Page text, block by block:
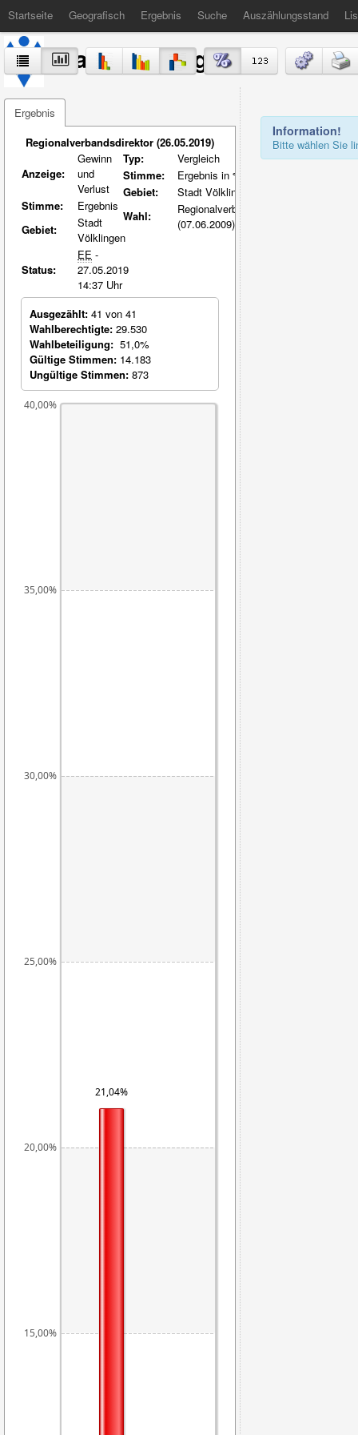
Startseite Geografisch Ergebnis Suche Auszählungsstand
Stadt Völklingen
Ergebnis
Regionalverbandsdirektor (26.05.2019)
Anzeige:
Gewinn
und
Verlust
Stimme:
Ergebnis
Gebiet:
Stadt
Völklingen
Status:
EE -
27.05.2019
14:37 Uhr
Typ:
Vergleich
Stimme:
Ergebnis in %-Pkt.
Gebiet:
Stadt Völklingen
Wahl:
Regionalverbandsdirektor
(07.06.2009)
Ausgezählt: 41 von 41
Wahlberechtigte: 29.530
Wahlbeteiligung: 51,0%
Gültige Stimmen: 14.183
Ungültige Stimmen: 873
15,00%
20,00%
25,00%
30,00%
35,00%
40,00%
21,04%
Information!
Bitte wählen Sie